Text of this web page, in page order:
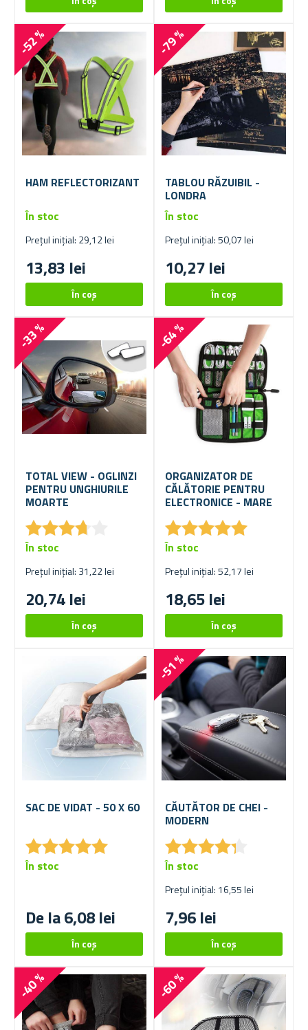
-52 %
HAM REFLECTORIZANT
Prețul inițial: 29,12 lei
13,83 lei
În stoc
-79 %
TABLOU RĂZUIBIL -
LONDRA
Prețul inițial: 50,07 lei
10,27 lei
În stoc
-33 %
TOTAL VIEW - OGLINZI
PENTRU UNGHIURILE
MOARTE
★★★★
★★★★
Prețul inițial: 31,22 lei
20,74 lei
În stoc
-64 %
ORGANIZATOR DE
CĂLĂTORIE PENTRU
ELECTRONICE - MARE
★★★★★
★★★★★
Prețul inițial: 52,17 lei
18,65 lei
În stoc
SAC DE VIDAT - 50 X 60
★★★★★
★★★★★
De la 6,08 lei
În stoc
-51 %
CĂUTĂTOR DE CHEI -
MODERN
★★★★★
★★★★★
Prețul inițial: 16,55 lei
7,96 lei
În stoc
-40 % -60 %